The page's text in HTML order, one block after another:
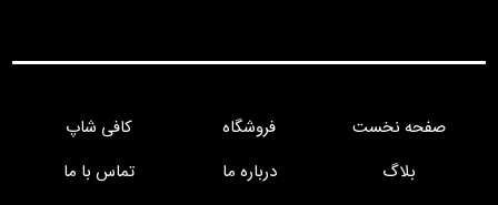
صفحه نخست فروشگاه
کافی شاپ
بلاگ
درباره ما تماس با ما